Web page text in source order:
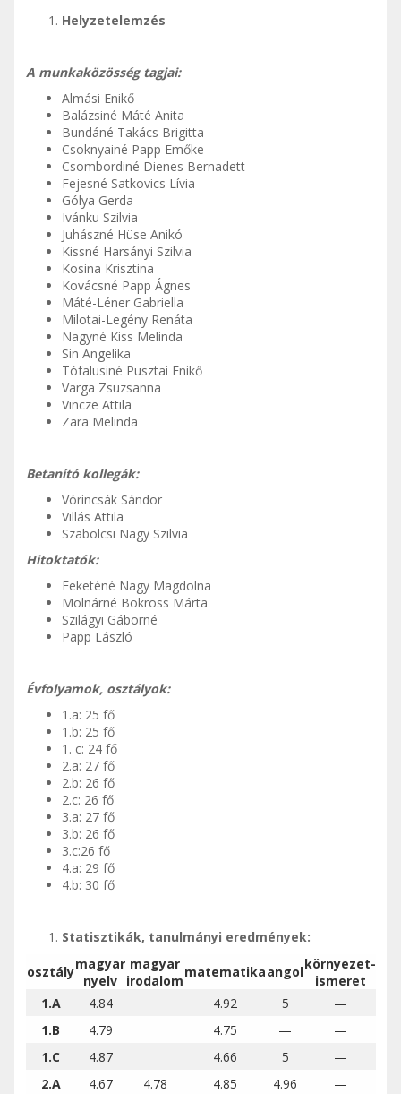
Helyzetelemzés
A munkaközösség tagjai:
Almási Enikő
Balázsiné Máté Anita
Bundáné Takács Brigitta
Csoknyainé Papp Emőke
Csombordiné Dienes Bernadett
Fejesné Satkovics Lívia
Gólya Gerda
Ivánku Szilvia
Juhászné Hüse Anikó
Kissné Harsányi Szilvia
Kosina Krisztina
Kovácsné Papp Ágnes
Máté-Léner Gabriella
Milotai-Legény Renáta
Nagyné Kiss Melinda
Sin Angelika
Tófalusiné Pusztai Enikő
Varga Zsuzsanna
Vincze Attila
Zara Melinda
Betanító kollegák:
Vórincsák Sándor
Villás Attila
Szabolcsi Nagy Szilvia
Hitoktatók:
Feketéné Nagy Magdolna
Molnárné Bokross Márta
Szilágyi Gáborné
Papp László
Évfolyamok, osztályok:
1.a: 25 fő
1.b: 25 fő
1. c: 24 fő
2.a: 27 fő
2.b: 26 fő
2.c: 26 fő
3.a: 27 fő
3.b: 26 fő
3.c:26 fő
4.a: 29 fő
4.b: 30 fő
Statisztikák, tanulmányi eredmények:
osztálymagyar
nyelv
magyar
irodalom
matematikaangolkörnyezet-
ismeret
1.A
4.84 4.92 5
—
1.B
4.79 4.75 —
—
1.C
4.87 4.66 5
—
2.A
4.67 4.78 4.85 4.96
—